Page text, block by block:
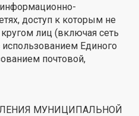
доступ к которым не
лиц (включая сеть
использованием Единого
почтовой,
МУНИЦИПАЛЬНОЙ